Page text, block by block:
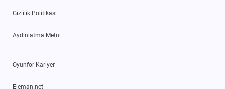
Gizlilik Politikası
Aydınlatma Metni
Oyunfor Kariyer
Eleman.net